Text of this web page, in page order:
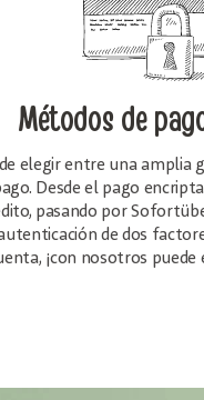
Métodos de
elegir entre una amplia
Desde el pago
pasando por
de dos
¡con nosotros